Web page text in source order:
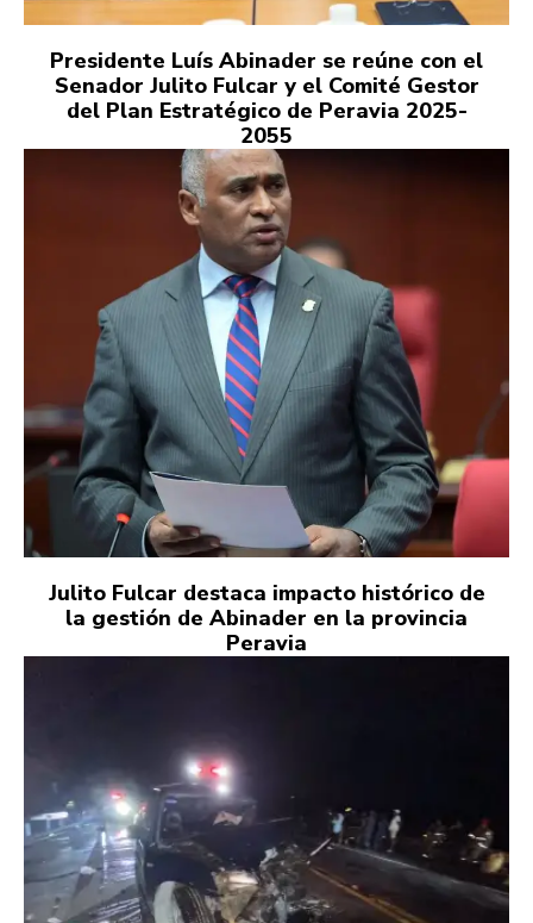
Presidente Luís Abinader se reúne con el
Senador Julito Fulcar y el Comité Gestor
del Plan Estratégico de Peravia 2025-
2055
Julito Fulcar destaca impacto histórico de
la gestión de Abinader en la provincia
Peravia